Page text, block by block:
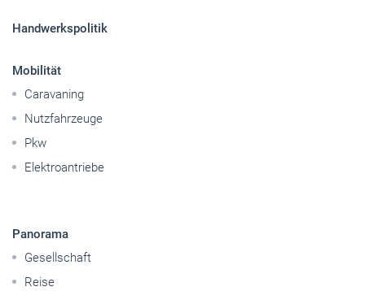
Handwerkspolitik
Mobilität
Caravaning
Nutzfahrzeuge
Pkw
Elektroantriebe
Panorama
Gesellschaft
Reise